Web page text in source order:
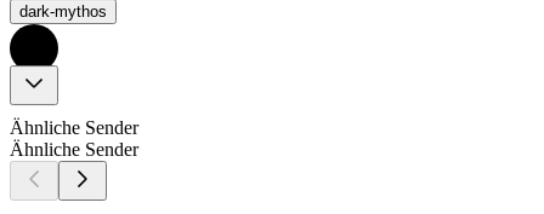
dark-mythos
Ähnliche Sender
Ähnliche Sender